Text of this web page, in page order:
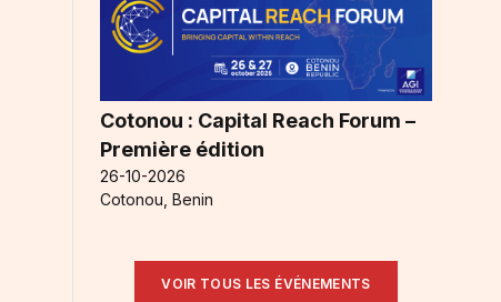
Cotonou : Capital Reach Forum –
Première édition
26-10-2026
Cotonou, Benin
VOIR TOUS LES ÉVÉNEMENTS